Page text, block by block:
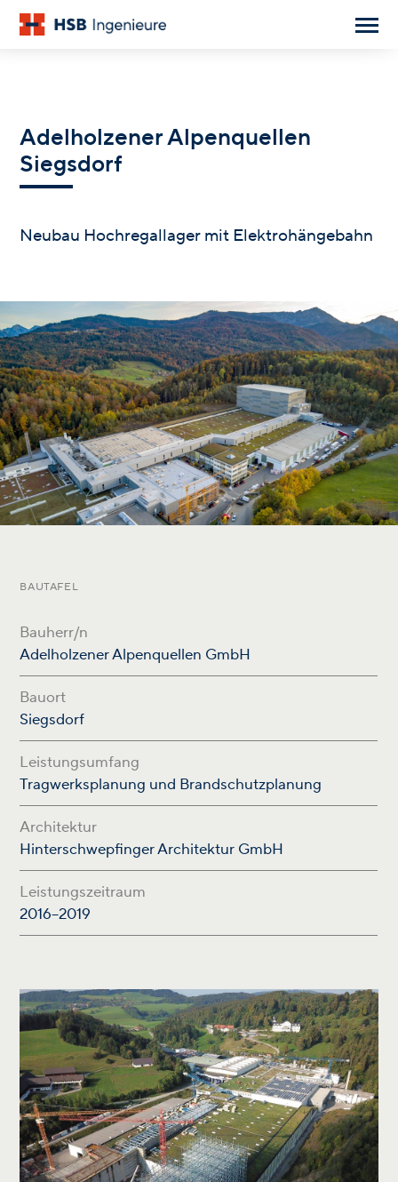
Adelholzener Alpenquellen
Siegsdorf
Neubau Hochregallager mit Elektrohängebahn
BAUTAFEL
Bauherr/n
Adelholzener Alpenquellen GmbH
Bauort
Siegsdorf
Leistungsumfang
Tragwerksplanung und Brandschutzplanung
Architektur
Hinterschwepfinger Architektur GmbH
Leistungszeitraum
2016–2019